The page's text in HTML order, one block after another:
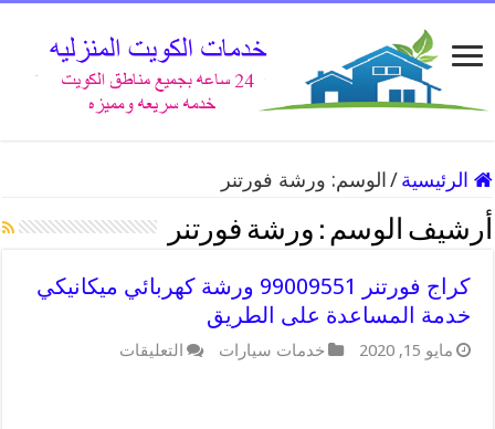
الرئيسية / الوسم: ورشة فورتنر
أرشيف الوسم : ورشة فورتنر
كراج فورتنر 99009551 ورشة كهربائي ميكانيكي
خدمة المساعدة على الطريق
مايو 15, 2020 خدمات سيارات التعليقات